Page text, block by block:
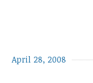
April 28, 2008